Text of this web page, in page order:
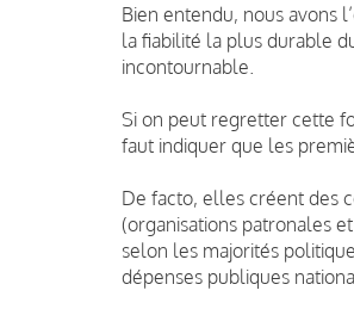
Bien entendu, nous avons
la fiabilité la plus durable
incontournable.
Si on peut regretter cette
faut indiquer que les
De facto, elles créent des
(organisations patronales
selon les majorités
dépenses publiques